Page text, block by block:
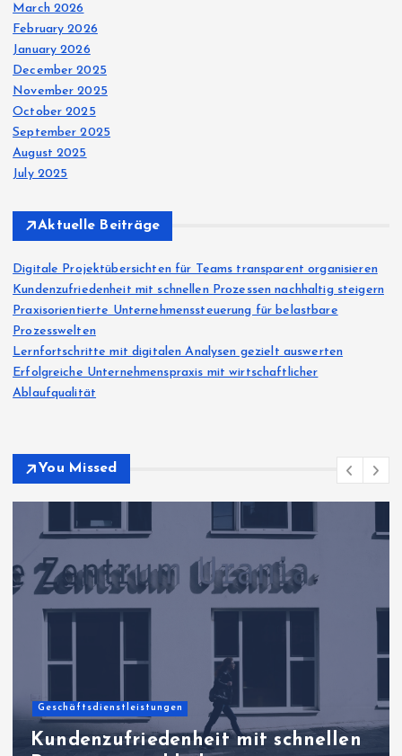
March 2026
February 2026
January 2026
December 2025
November 2025
October 2025
September 2025
August 2025
July 2025
Aktuelle Beiträge
Digitale Projektübersichten für Teams transparent organisieren
Kundenzufriedenheit mit schnellen Prozessen nachhaltig steigern
Praxisorientierte Unternehmenssteuerung für belastbare
Prozesswelten
Lernfortschritte mit digitalen Analysen gezielt auswerten
Erfolgreiche Unternehmenspraxis mit wirtschaftlicher
Ablaufqualität
You Missed
Geschäftsdienstleistungen
Kundenzufriedenheit mit schnellen